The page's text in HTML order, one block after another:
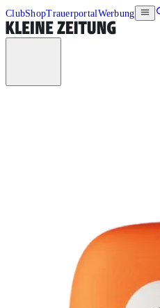
ClubShopTrauerportalWerbung